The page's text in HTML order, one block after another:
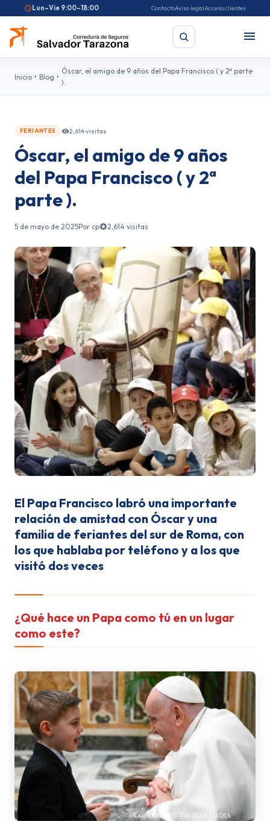
Lun–Vie 9:00–18:00 ContactoAviso legalAcceso clientes
Seguro de salud
Pirotecnia Feriantes Fallas
Inicio Blog
Óscar, el amigo de 9 años del Papa Francisco ( y 2ª parte
).
FERIANTES 2,614 visitas
Óscar, el amigo de 9 años
del Papa Francisco ( y 2ª
parte ).
5 de mayo de 2025Por cp 2,614 visitas
El Papa Francisco labró una importante
relación de amistad con Óscar y una
familia de feriantes del sur de Roma, con
los que hablaba por teléfono y a los que
visitó dos veces
¿Qué hace un Papa como tú en un lu­gar
como este?